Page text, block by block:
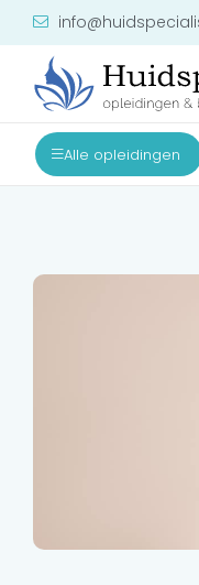
Alle opleidingen